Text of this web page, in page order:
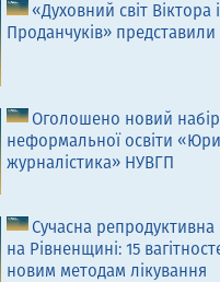
«Духовний світ Віктора
Проданчуків» представили
Оголошено новий
неформальної освіти
журналістика» НУВГП
Сучасна
на Рівненщині: 15
новим методам лікування